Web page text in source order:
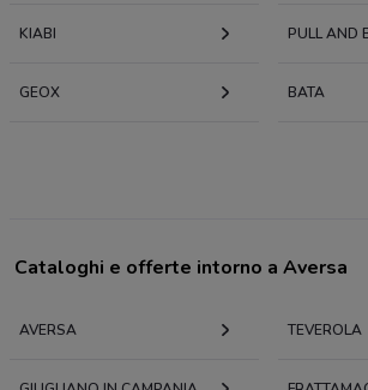
KIABI PULL AND
GEOX BATA
Cataloghi e offerte intorno a Aversa
AVERSA TEVEROLA